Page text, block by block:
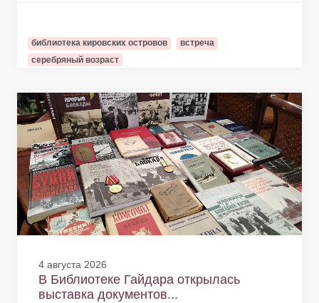
библиотека кировских островов
встреча
серебряный возраст
4 августа 2026
В Библиотеке Гайдара открылась
выставка документов...